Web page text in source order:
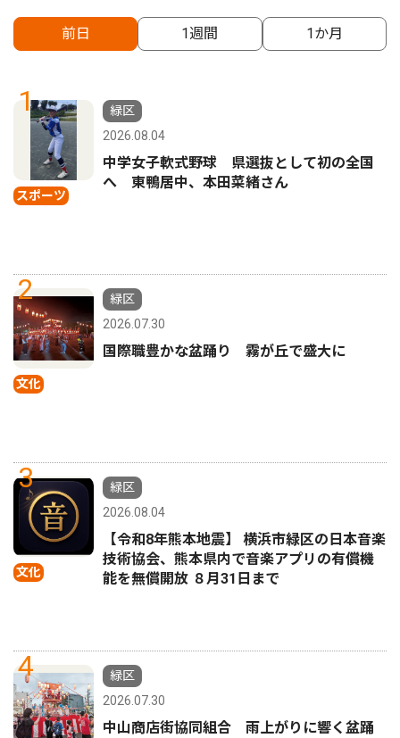
前日 1週間 1か月
1
スポーツ
緑区
2026.08.04
中学女子軟式野球 県選抜として初の全国
へ 東鴨居中、本田菜緒さん
2
文化
緑区
2026.07.30
国際職豊かな盆踊り 霧が丘で盛大に
3
文化
緑区
2026.08.04
【令和8年熊本地震】 横浜市緑区の日本音楽
技術協会、熊本県内で音楽アプリの有償機
能を無償開放 ８月31日まで
4
緑区
2026.07.30
中山商店街協同組合 雨上がりに響く盆踊